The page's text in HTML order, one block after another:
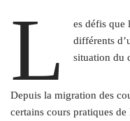
L
es défis que
différents
situation du
Depuis la migration des
certains cours pratiques